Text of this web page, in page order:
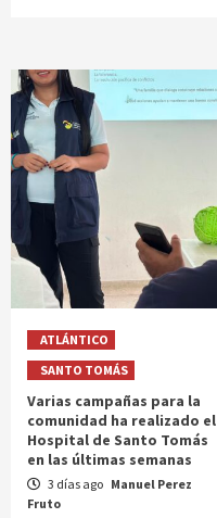
ATLÁNTICO
SANTO TOMÁS
Varias campañas para la
comunidad ha realizado el
Hospital de Santo Tomás
en las últimas semanas
3 días ago Manuel Perez
Fruto